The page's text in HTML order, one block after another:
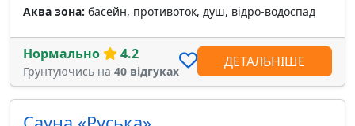
Аква зона: басейн, противоток, душ, відро-водоспад
Нормально 4.2
Грунтуючись на 40 відгуках
ДЕТАЛЬНІШЕ